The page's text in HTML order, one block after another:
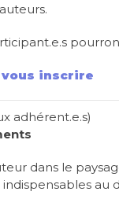
vous inscrire
adhérent.e.s)
dans le